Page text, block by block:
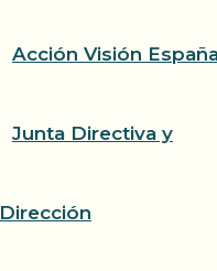
Acción Visión
Junta Directiva y
Dirección